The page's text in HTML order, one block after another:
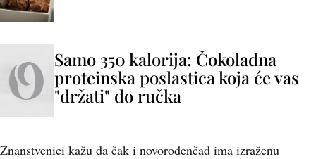
Samo 350 kalorija: Čokoladna
proteinska poslastica koja će vas
"držati" do ručka
Znanstvenici kažu da čak i novorođenčad ima izraženu